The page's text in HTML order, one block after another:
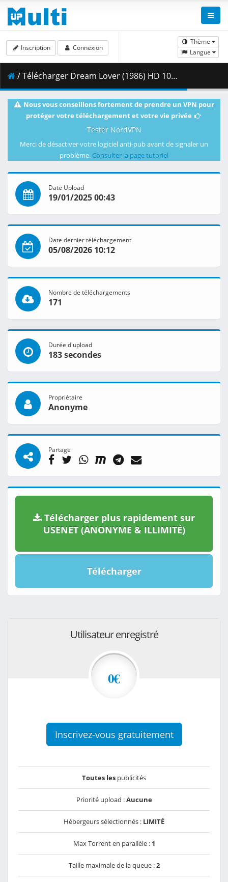
Thème
Langue
Inscription Connexion
/ Télécharger Dream Lover (1986) HD 1080p light dual audio vf vo vo.mkv ( 1.62 GB )
Nous vous conseillons fortement de prendre un VPN pour
protéger votre téléchargement et votre vie privée
Tester NordVPN
Merci de désactiver votre logiciel anti-pub avant de signaler un
problème. Consulter la page tutoriel
Date Upload
19/01/2025 00:43
Date dernier téléchargement
05/08/2026 10:12
Nombre de téléchargements
171
Durée d'upload
183 secondes
Propriétaire
Anonyme
Partage
Télécharger plus rapidement sur
USENET (ANONYME & ILLIMITÉ)
Télécharger
Utilisateur enregistré
0€
Inscrivez-vous gratuitement
Toutes les publicités
Priorité upload :Aucune
Hébergeurs sélectionnés : LIMITÉ
Max Torrent en parallèle : 1
Taille maximale de la queue :2